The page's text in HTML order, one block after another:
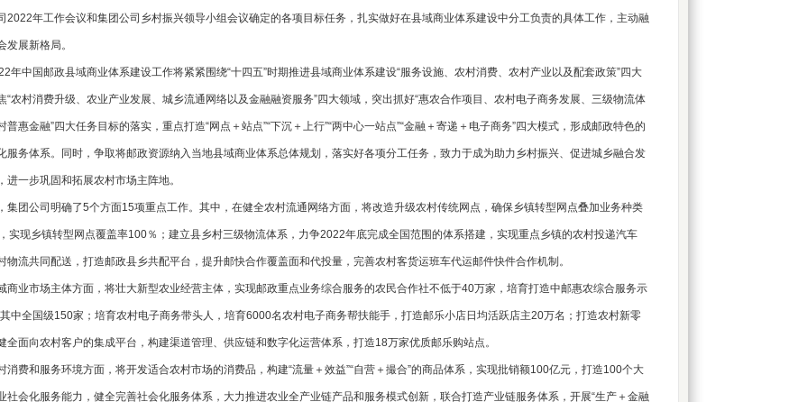
2022年工作会议和集团公司乡村振兴领导小组会议确定的各项目标任务，扎实做好在县域商业体系建设中分工负责的具体工作，主动融
发展新格局。
中国邮政县域商业体系建设工作将紧紧围绕“十四五”时期推进县域商业体系建设“服务设施、农村消费、农村产业以及配套政策”四大
“农村消费升级、农业产业发展、城乡流通网络以及金融融资服务”四大领域，突出抓好“惠农合作项目、农村电子商务发展、三级物流体
普惠金融”四大任务目标的落实，重点打造“网点＋站点”“下沉＋上行”“两中心一站点”“金融＋寄递＋电子商务”四大模式，形成邮政特色的
服务体系。同时，争取将邮政资源纳入当地县域商业体系总体规划，落实好各项分工任务，致力于成为助力乡村振兴、促进城乡融合发
进一步巩固和拓展农村市场主阵地。
团公司明确了5个方面15项重点工作。其中，在健全农村流通网络方面，将改造升级农村传统网点，确保乡镇转型网点叠加业务种类
实现乡镇转型网点覆盖率100％；建立县乡村三级物流体系，力争2022年底完成全国范围的体系搭建，实现重点乡镇的农村投递汽车
物流共同配送，打造邮政县乡共配平台，提升邮快合作覆盖面和代投量，完善农村客货运班车代运邮件快件合作机制。
业市场主体方面，将壮大新型农业经营主体，实现邮政重点业务综合服务的农民合作社不低于40万家，培育打造中邮惠农综合服务示
中全国级150家；培育农村电子商务带头人，培育6000名农村电子商务帮扶能手，打造邮乐小店日均活跃店主20万名；打造农村新零
全面向农村客户的集成平台，构建渠道管理、供应链和数字化运营体系，打造18万家优质邮乐购站点。
费和服务环境方面，将开发适合农村市场的消费品，构建“流量＋效益”“自营＋撮合”的商品体系，实现批销额100亿元，打造100个大
社会化服务能力，健全完善社会化服务体系，大力推进农业全产业链产品和服务模式创新，联合打造产业链服务体系，开展“生产＋金融